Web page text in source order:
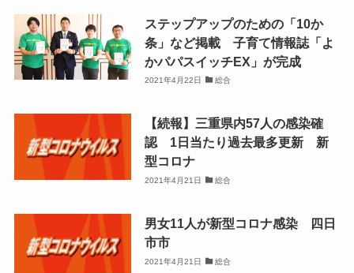
ステップアップのための「10か
条」など掲載 子育て情報誌「よ
かパパスイッチEX」が完成
2021年4月22日 総合
【続報】三重県内57人の感染確
認 1日当たり過去最多更新 新
型コロナ
2021年4月21日 総合
男女11人が新型コロナ感染 四日
市市
2021年4月21日 総合